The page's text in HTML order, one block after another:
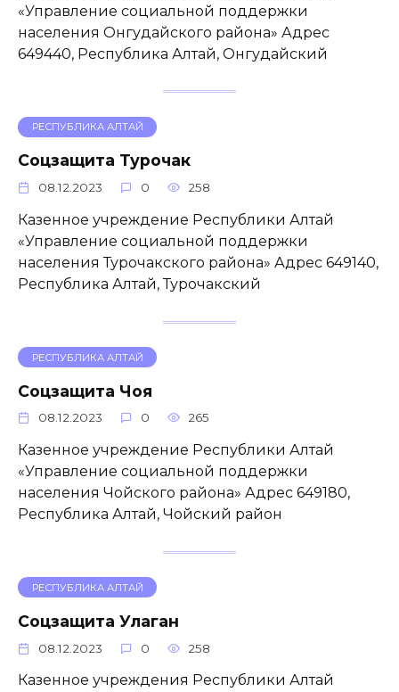
«Управление социальной поддержки
населения Онгудайского района» Адрес
649440, Республика Алтай, Онгудайский
РЕСПУБЛИКА АЛТАЙ
Соцзащита Турочак
08.12.2023 0 258
Казенное учреждение Республики Алтай
«Управление социальной поддержки
населения Турочакского района» Адрес 649140,
Республика Алтай, Турочакский
РЕСПУБЛИКА АЛТАЙ
Соцзащита Чоя
08.12.2023 0 265
Казенное учреждение Республики Алтай
«Управление социальной поддержки
населения Чойского района» Адрес 649180,
Республика Алтай, Чойский район
РЕСПУБЛИКА АЛТАЙ
Соцзащита Улаган
08.12.2023 0 258
Казенное учреждения Республики Алтай